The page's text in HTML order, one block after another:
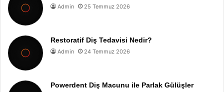
Admin 25 Temmuz 2026
Restoratif Diş Tedavisi Nedir?
Admin 24 Temmuz 2026
Powerdent Diş Macunu ile Parlak Gülüşler